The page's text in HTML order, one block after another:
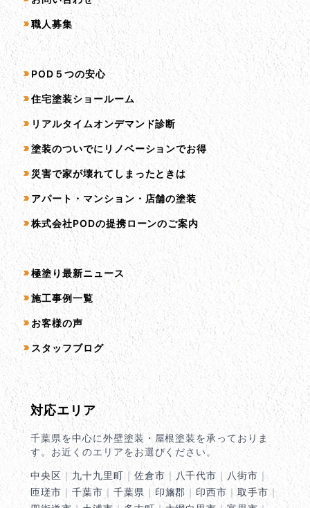
職人募集
サービス一覧
POD５つの安心
住宅塗装ショールーム
リアルタイムオンデマンド診断
塗装のついでにリノベーションでお得
災害で家が壊れてしまったときは
アパート・マンション・店舗の塗装
株式会社PODの提携ローンのご案内
コンテンツ一覧
極塗り最新ニュース
施工事例一覧
お客様の声
スタッフブログ
対応エリア
千葉県を中心に外壁塗装・屋根塗装を承っておりま
す。お近くのエリアをお選びください。
中央区 ｜九十九里町｜ 佐倉市 ｜ 八千代市 ｜ 八街市 ｜
匝瑳市 ｜ 千葉市 ｜ 千葉県 ｜ 印旛郡 ｜ 印西市 ｜取手市 ｜